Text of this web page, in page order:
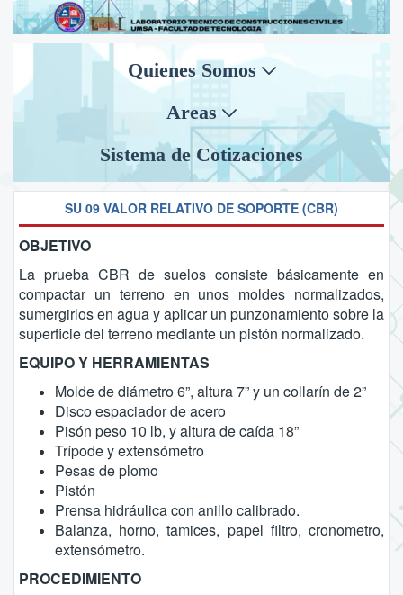
Quienes Somos
Areas
Sistema de Cotizaciones
SU 09 VALOR RELATIVO DE SOPORTE (CBR)
OBJETIVO
La prueba CBR de suelos consiste básicamente en
compactar un terreno en unos moldes normalizados,
sumergirlos en agua y aplicar un punzonamiento sobre la
superficie del terreno mediante un pistón normalizado.
EQUIPO Y HERRAMIENTAS
Molde de diámetro 6”, altura 7” y un collarín de 2”
Disco espaciador de acero
Pisón peso 10 lb, y altura de caída 18”
Trípode y extensómetro
Pesas de plomo
Pistón
Prensa hidráulica con anillo calibrado.
Balanza, horno, tamices, papel filtro, cronometro,
extensómetro.
PROCEDIMIENTO